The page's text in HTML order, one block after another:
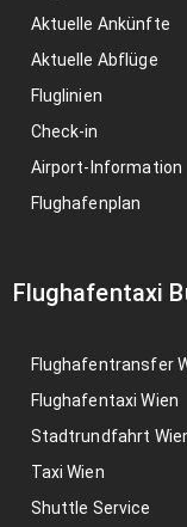
Aktuelle Ankünfte
Aktuelle Abflüge
Fluglinien
Check-in
Airport-Information
Flughafenplan
Flughafentaxi
Flughafentransfer
Flughafentaxi Wien
Stadtrundfahrt
Taxi Wien
Shuttle Service